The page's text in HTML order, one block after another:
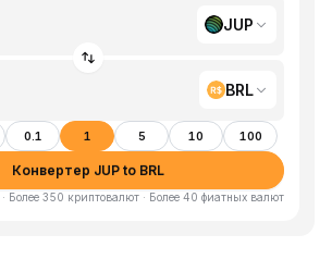
JUP
BRL
0.1 1 5 10 100
Конвертер JUP to BRL
Более 350 криптовалют · Более 40 фиатных валют